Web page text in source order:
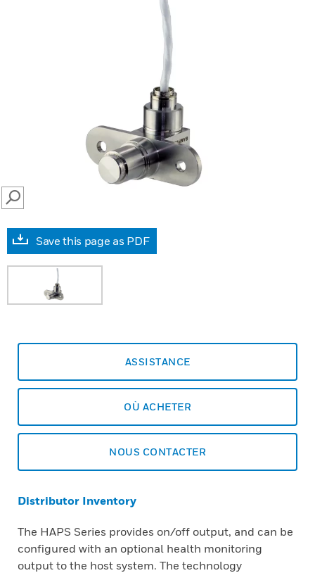
SEARCH
Save this page as PDF
ASSISTANCE
OÙ ACHETER
NOUS CONTACTER
Distributor Inventory
The HAPS Series provides on/off output, and can be
configured with an optional health monitoring
output to the host system. The technology